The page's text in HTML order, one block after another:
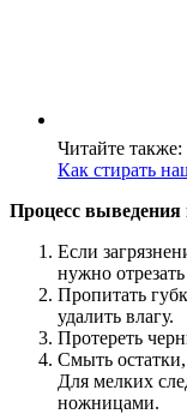
Читайте также:
Как стирать
Процесс выведения
Если
нужно
Пропитать
удалить влагу.
Протереть
Смыть
Для мелких
ножницами.